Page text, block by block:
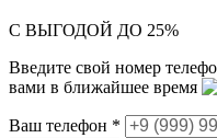
С ВЫГОДОЙ ДО 25%
Введите свой номер
вами в ближайшее время
Ваш телефон *